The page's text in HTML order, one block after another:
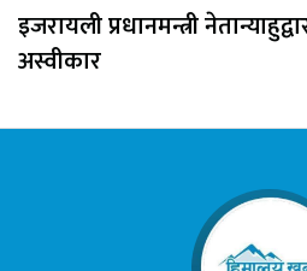
इजरायली प्रधानमन्त्री
अस्वीकार